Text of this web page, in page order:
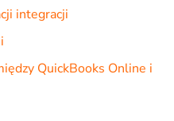
integracji
QuickBooks Online i